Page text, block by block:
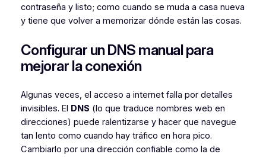
contraseña y listo; como cuando se muda a casa nueva
y tiene que volver a memorizar dónde están las cosas.
Configurar un DNS manual para
mejorar la conexión
Algunas veces, el acceso a internet falla por detalles
invisibles. El DNS (lo que traduce nombres web en
direcciones) puede ralentizarse y hacer que navegue
tan lento como cuando hay tráfico en hora pico.
Cambiarlo por una dirección confiable como la de